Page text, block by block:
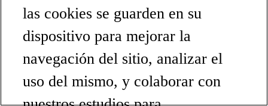
las cookies se guarden en su
dispositivo para mejorar la
navegación del sitio, analizar el
uso del mismo, y colaborar con